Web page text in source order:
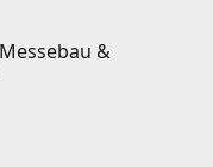
&